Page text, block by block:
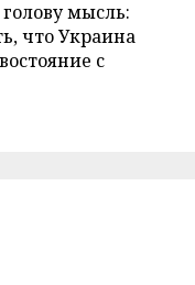
мысль:
что Украина
с